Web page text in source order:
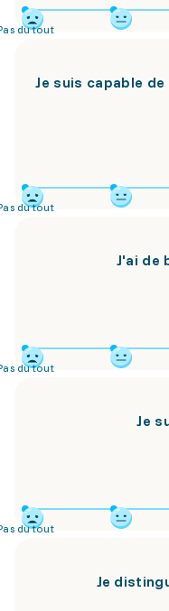
du tout
Je suis capable
du tout
J'ai de
du tout
Je
du tout
Je